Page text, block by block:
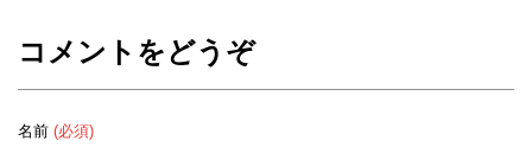
コメントをどうぞ
名前 (必須)